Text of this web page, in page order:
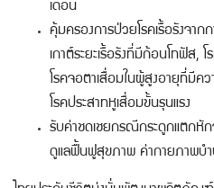
เดือน
คุ้มครองการป่วยโรคเรื้อรังจาก
เกาต์ระยะเรื้อรังที่มีก้อนโทฟัส, โ
โรคจอตาเสื่อมในผู้สูงอายุที่มีค
โรคประสาทหูเสื่อมขั้นรุนแรง
รับค่าชดเชยกรณีกระดูกแตกหั
ดูแลฟื้นฟูสุขภาพ ค่ากายภาพบำ